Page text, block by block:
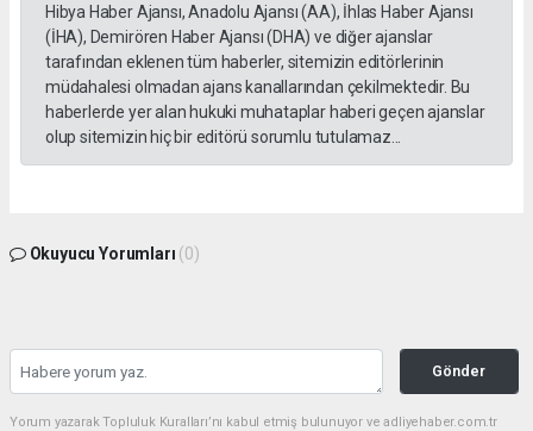
Hibya Haber Ajansı, Anadolu Ajansı (AA), İhlas Haber Ajansı
(İHA), Demirören Haber Ajansı (DHA) ve diğer ajanslar
tarafından eklenen tüm haberler, sitemizin editörlerinin
müdahalesi olmadan ajans kanallarından çekilmektedir. Bu
haberlerde yer alan hukuki muhataplar haberi geçen ajanslar
olup sitemizin hiç bir editörü sorumlu tutulamaz...
Okuyucu Yorumları (0)
Gönder
Yorum yazarak Topluluk Kuralları’nı kabul etmiş bulunuyor ve adliyehaber.com.tr